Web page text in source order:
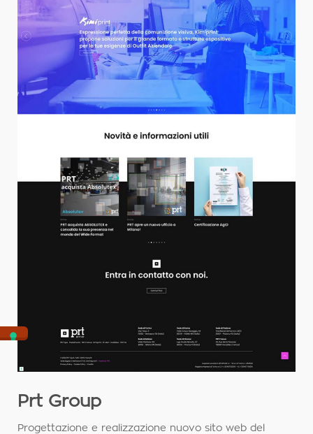
Prt Group
Progettazione e realizzazione nuovo sito web del